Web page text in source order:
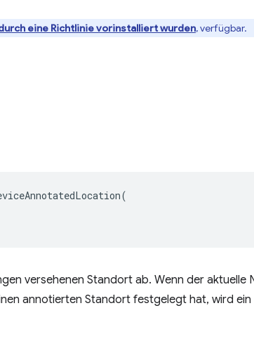
eine Richtlinie vorinstalliert wurden, verfügbar.
(
versehenen Standort ab. Wenn der aktuelle
annotierten Standort festgelegt hat, wird ein